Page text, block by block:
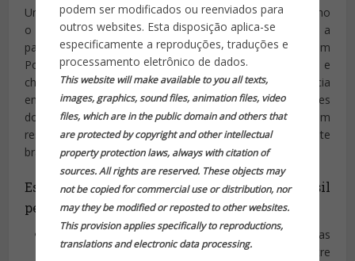
podem ser modificados ou reenviados para
outros websites. Esta disposição aplica-se
especificamente a reproduções, traduções e
processamento eletrônico de dados.
This website will make available to you all texts,
images, graphics, sound files, animation files, video
files, which are in the public domain and others that
are protected by copyright and other intellectual
property protection laws, always with citation of
sources. All rights are reserved. These objects may
not be copied for commercial use or distribution, nor
may they be modified or reposted to other websites.
This provision applies specifically to reproductions,
translations and electronic data processing.
Um estudante português de 17 anos foi descoberto como
o cérebro por trás decrimes de ódio no Brasil, operando a
partir de pequenas cidades próximas ao Porto, em
Portugal. Sua prisão chocou as comunidades locais e
chamou atenção para os desafios enfrentados pela polícia
em investigarcrimes cibernéticostransnacionais. As ações
do jovem — que não teve seu nome revelado — teriam
resultado em parte na trágica morte da estudante
brasileira Giovanna Bezerra, de 17 anos.
Estudante português comandava ações no Brasil
pelo Discord:
Identificado como simpatizante e disseminador das
ideias nazistas, o jovem alternava sua residência entre